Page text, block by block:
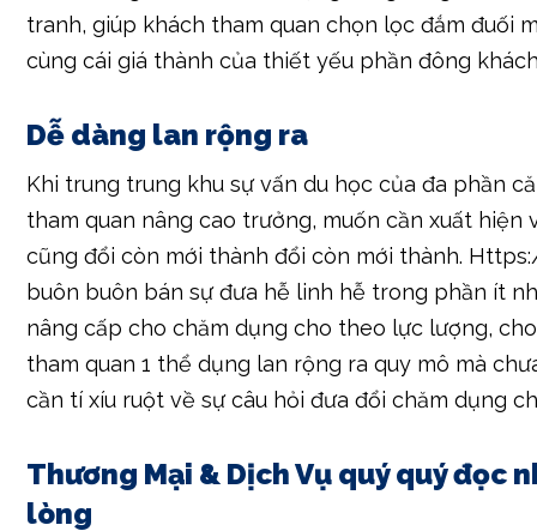
tranh, giúp khách tham quan chọn lọc đắm đuối
cùng cái giá thành của thiết yếu phần đông
Dễ dàng lan rộng ra
Khi trung trung khu sự vấn du học của đa phần
tham quan nâng cao trưởng, muốn cần xuất hiện
cũng đổi còn mới thành đổi còn mới thành.
buôn buôn bán sự đưa hễ linh hễ trong phần ít
nâng cấp cho chăm dụng cho theo lực lượng,
tham quan 1 thể dụng lan rộng ra quy mô mà
cần tí xíu ruột về sự câu hỏi đưa đổi chăm dụng
Thương Mại & Dịch Vụ quý quý đọc
lòng